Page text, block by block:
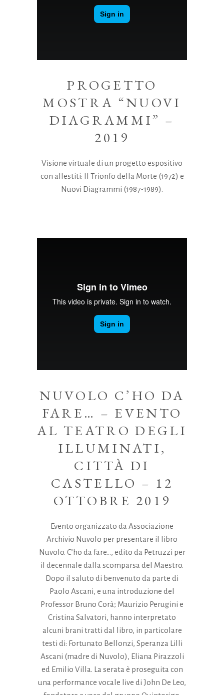
PROGETTO
MOSTRA “NUOVI
DIAGRAMMI” –
2019
Visione virtuale di un progetto espositivo
con allestiti: Il Trionfo della Morte (1972) e
Nuovi Diagrammi (1987-1989).
NUVOLO C’HO DA
FARE… – EVENTO
AL TEATRO DEGLI
ILLUMINATI,
CITTÀ DI
CASTELLO – 12
OTTOBRE 2019
Evento organizzato da Associazione
Archivio Nuvolo per presentare il libro
Nuvolo. C’ho da fare…, edito da Petruzzi per
il decennale dalla scomparsa del Maestro.
Dopo il saluto di benvenuto da parte di
Paolo Ascani, e una introduzione del
Professor Bruno Corà; Maurizio Perugini e
Cristina Salvatori, hanno interpretato
alcuni brani tratti dal libro, in particolare
testi di: Fortunato Bellonzi, Speranza Lilli
Ascani (madre di Nuvolo), Eliana Pirazzoli
ed Emilio Villa. La serata è proseguita con
una performance vocale live di John De Leo,